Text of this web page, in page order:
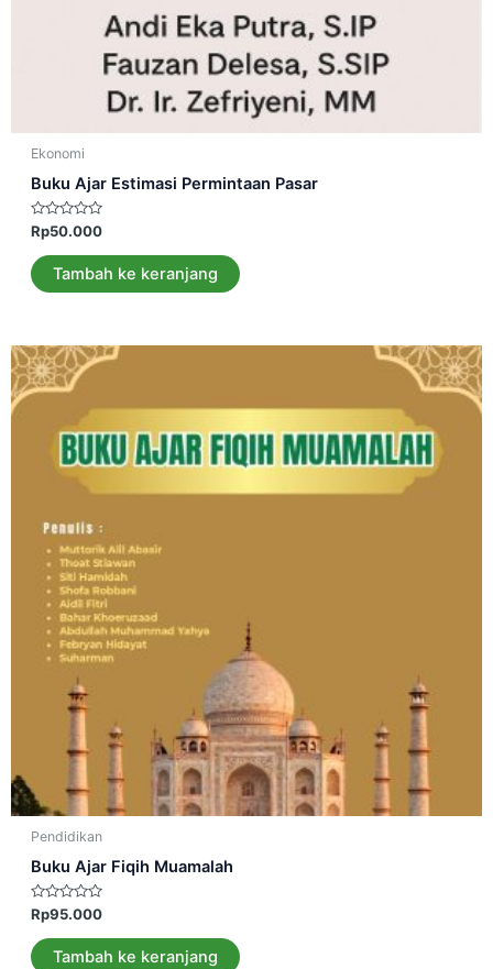
Ekonomi
Buku Ajar Estimasi Permintaan Pasar
Dinilai
0
dari
5
Rp50.000
Tambah ke keranjang
Pendidikan
Buku Ajar Fiqih Muamalah
Dinilai
0
dari
5
Rp95.000
Tambah ke keranjang